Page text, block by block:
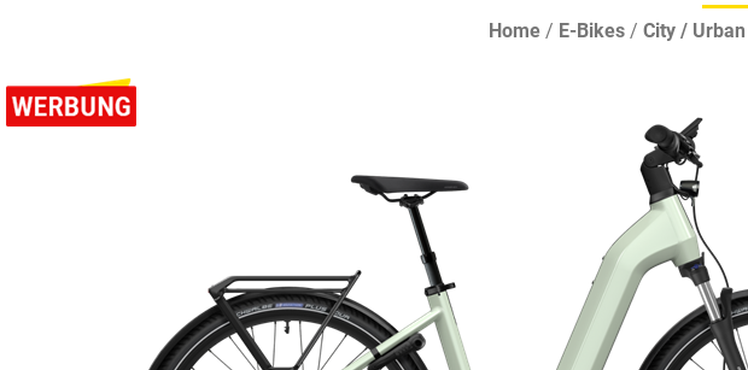
Home / E-Bikes / City / Urban